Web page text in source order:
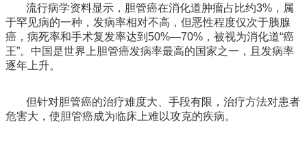
流行病学资料显示，胆管癌在消化道肿瘤占比约3% ，属
于罕见病的一种，发病率相对不高，但恶性程度仅次于胰腺
癌，病死率和手术复发率达到 50%—70% ，被视为消化道“癌
王”。中国是世界上胆管癌发病率最高的国家之一，且发病率
逐年上升。
但针对胆管癌的治疗难度大、手段有限，治疗方法对患者
危害大，使胆管癌成为临床上难以攻克的疾病。